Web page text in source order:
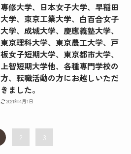
専修大学、日本女子大学、早稲田
大学、東京工業大学、白百合女子
大学、成城大学、慶應義塾大学、
東京理科大学、東京農工大学、戸
板女子短期大学、東京都市大学、
上智短期大学他、各種専門学校の
方、転職活動の方にお越しいただ
きました。
2021年4月1日
2 3